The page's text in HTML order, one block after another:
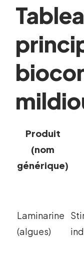
Produit
(nom
générique)
Laminarine
(algues)